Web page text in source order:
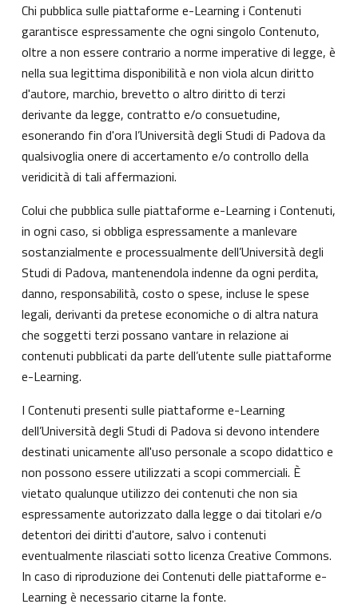
Chi pubblica sulle piattaforme e-Learning i Contenuti
garantisce espressamente che ogni singolo Contenuto,
oltre a non essere contrario a norme imperative di legge, è
nella sua legittima disponibilità e non viola alcun diritto
d'autore, marchio, brevetto o altro diritto di terzi
derivante da legge, contratto e/o consuetudine,
esonerando fin d'ora l’Università degli Studi di Padova da
qualsivoglia onere di accertamento e/o controllo della
veridicità di tali affermazioni.
Colui che pubblica sulle piattaforme e-Learning i Contenuti,
in ogni caso, si obbliga espressamente a manlevare
sostanzialmente e processualmente dell’Università degli
Studi di Padova, mantenendola indenne da ogni perdita,
danno, responsabilità, costo o spese, incluse le spese
legali, derivanti da pretese economiche o di altra natura
che soggetti terzi possano vantare in relazione ai
contenuti pubblicati da parte dell’utente sulle piattaforme
e-Learning.
I Contenuti presenti sulle piattaforme e-Learning
dell’Università degli Studi di Padova si devono intendere
destinati unicamente all'uso personale a scopo didattico e
non possono essere utilizzati a scopi commerciali. È
vietato qualunque utilizzo dei contenuti che non sia
espressamente autorizzato dalla legge o dai titolari e/o
detentori dei diritti d'autore, salvo i contenuti
eventualmente rilasciati sotto licenza Creative Commons.
In caso di riproduzione dei Contenuti delle piattaforme e-
Learning è necessario citarne la fonte.